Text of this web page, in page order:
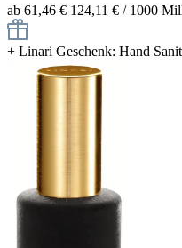
ab 61,46 € 124,11 € / 1000
+ Linari Geschenk: Hand